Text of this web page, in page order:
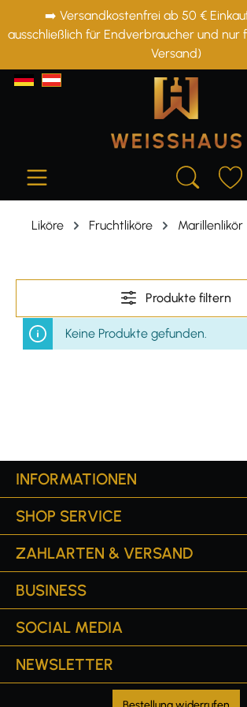
springen
➡️ Versandkostenfrei ab 50 €
ausschließlich für Endverbraucher und
Versand)
Liköre Fruchtliköre Marillenlikör
Produkte filtern
Keine Produkte gefunden.
INFORMATIONEN
SHOP SERVICE
ZAHLARTEN & VERSAND
BUSINESS
SOCIAL MEDIA
NEWSLETTER